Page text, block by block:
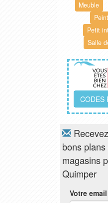
Meuble
Petit
Salle
CODES
bons
magasins
Quimper
Votre email